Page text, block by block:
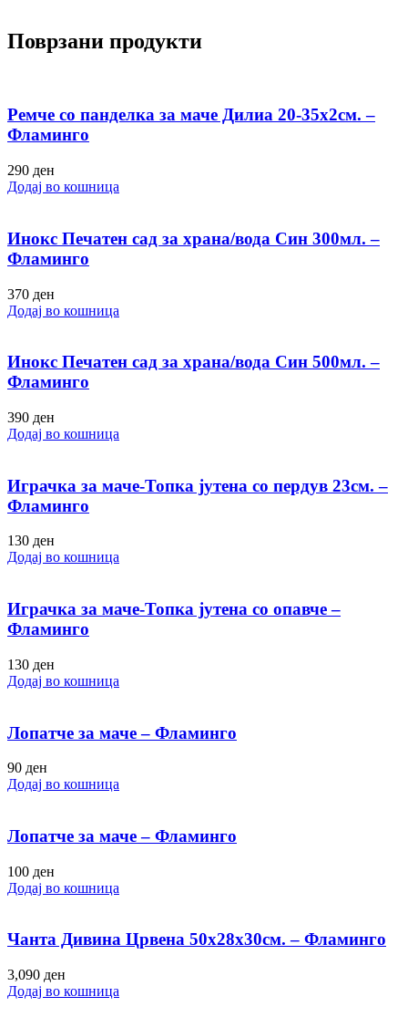
Поврзани продукти
Ремче со панделка за маче Дилиа 20-35х2см. –
Фламинго
290 ден
Додај во кошница
Инокс Печатен сад за храна/вода Син 300мл. –
Фламинго
370 ден
Додај во кошница
Инокс Печатен сад за храна/вода Син 500мл. –
Фламинго
390 ден
Додај во кошница
Играчка за маче-Топка јутена со пердув 23см. –
Фламинго
130 ден
Додај во кошница
Играчка за маче-Топка јутена со опавче –
Фламинго
130 ден
Додај во кошница
Лопатче за маче – Фламинго
90 ден
Додај во кошница
Лопатче за маче – Фламинго
100 ден
Додај во кошница
Чанта Дивина Црвена 50х28х30см. – Фламинго
3,090 ден
Додај во кошница